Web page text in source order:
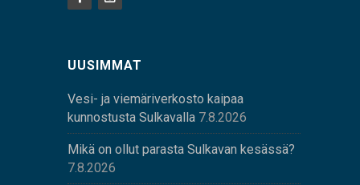
UUSIMMAT
Vesi- ja viemäriverkosto kaipaa
kunnostusta Sulkavalla 7.8.2026
Mikä on ollut parasta Sulkavan kesässä?
7.8.2026